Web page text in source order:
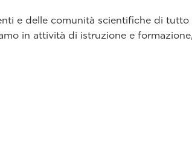
e delle comunità scientifiche di
in attività di istruzione e